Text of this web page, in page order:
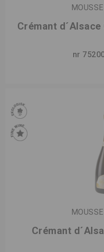
Crémant
nr
Crémant